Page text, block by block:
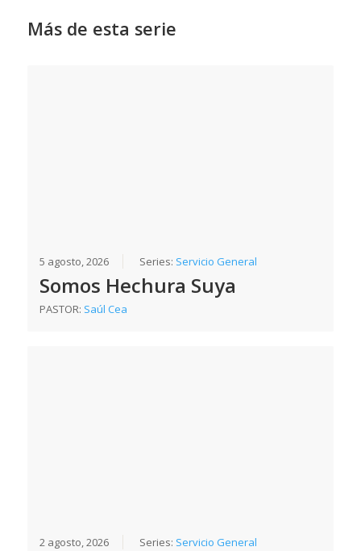
Más de esta serie
5 agosto, 2026 Series: Servicio General
Somos Hechura Suya
PASTOR: Saúl Cea
2 agosto, 2026 Series: Servicio General